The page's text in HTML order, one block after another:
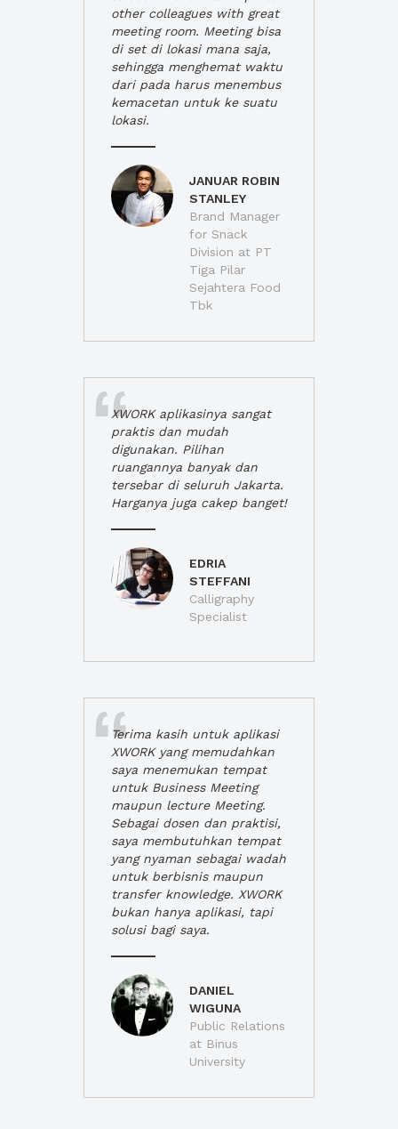
other colleagues with great
meeting room. Meeting bisa
di set di lokasi mana saja,
sehingga menghemat waktu
dari pada harus menembus
kemacetan untuk ke suatu
lokasi.
JANUAR ROBIN
STANLEY
Brand Manager
for Snack
Division at PT
Tiga Pilar
Sejahtera Food
Tbk
XWORK aplikasinya sangat
praktis dan mudah
digunakan. Pilihan
ruangannya banyak dan
tersebar di seluruh Jakarta.
Harganya juga cakep banget!
EDRIA
STEFFANI
Calligraphy
Specialist
Terima kasih untuk aplikasi
XWORK yang memudahkan
saya menemukan tempat
untuk Business Meeting
maupun lecture Meeting.
Sebagai dosen dan praktisi,
saya membutuhkan tempat
yang nyaman sebagai wadah
untuk berbisnis maupun
transfer knowledge. XWORK
bukan hanya aplikasi, tapi
solusi bagi saya.
DANIEL
WIGUNA
Public Relations
at Binus
University